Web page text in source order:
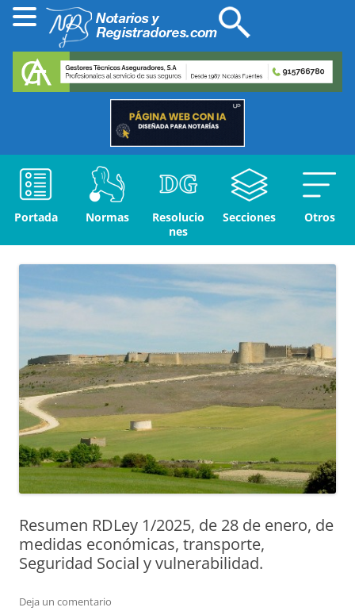
Portada Normas
Resolucio
nes
Secciones Otros
Resumen RDLey 1/2025, de 28 de enero, de
medidas económicas, transporte,
Seguridad Social y vulnerabilidad.
Deja un comentario